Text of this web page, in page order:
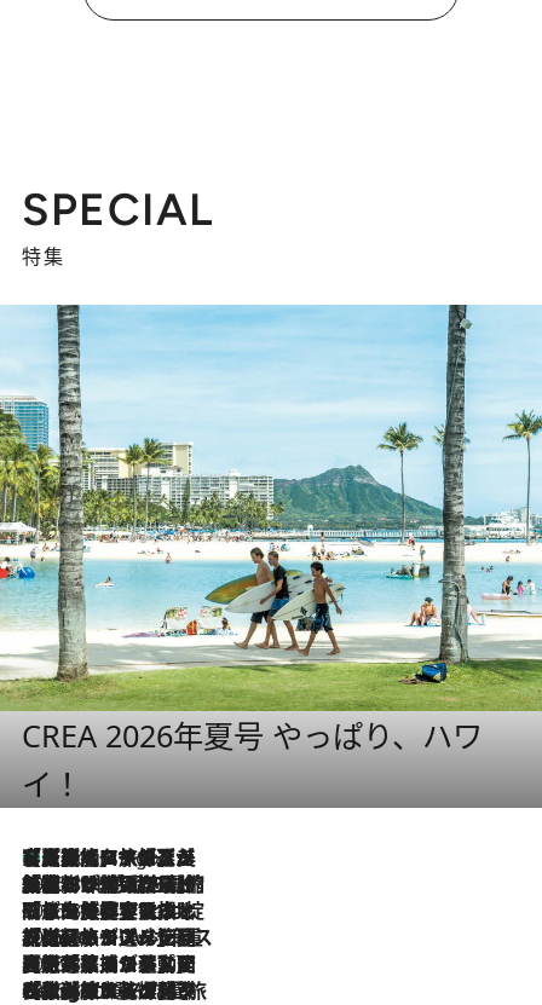
SPECIAL
特集
CREA 2026年夏号 やっぱり、ハワ
イ！
2 Hours Ago
【厳選旅コスメ】「多機能アイテムがメイン！」旅好き美容エディターが選んだ夏旅ベストコスメを発表【Mサイズジップ】
2026.8.6
「荷物が増えるほど旅ストレスは増す」美容ジャーナリストがたどり着いた最終結論。“化粧品を劇的に減らす”感動の凝縮美容とは
2026.8.6
「旅先には金髪ウィッグを持参」日本と同じメイクでは損してる!? 美容ジャーナリストが提案する“掟破りの旅美容”とは
2026.8.6
【厳選旅コスメ】「身軽さ＆UV対策重視！」ヘアアーティストshucoが選んだ夏旅ベストコスメを発表【Mサイズジップ】
2026.8.5
【厳選旅コスメ】国内をあちこち移動する河井菜摘が選んだ夏旅ベストコスメ発表！「リラックスアイテムはマスト」【Mサイズジップ】
2026.8.4
【厳選旅コスメ】「紫外線＆乾燥対策しながらメイク感も！」ヘア＆メイクGeorgeが選んだ夏旅ベストコスメを発表！【Mサイズジップ】